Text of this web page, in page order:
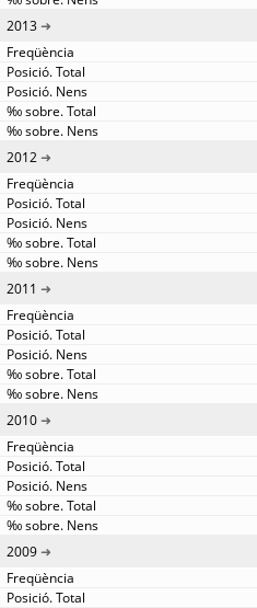
2013
2012
2011
2010
2009